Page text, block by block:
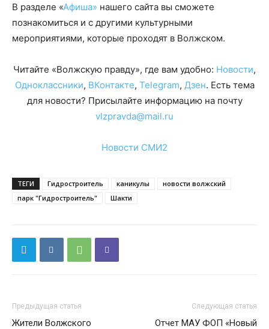
В разделе «Афиша» нашего сайта вы сможете
познакомиться и с другими культурными
мероприятиями, которые проходят в Волжском.
Читайте «Волжскую правду», где вам удобно: Новости,
Одноклассники, ВКонтакте, Telegram, Дзен. Есть тема
для новости? Присылайте информацию на почту
vlzpravda@mail.ru
Новости СМИ2
ТЕГИ Гидростроитель каникулы
новости волжский
парк "Гидростроитель"
Шакти
Предыдущая статья
Жители Волжского
Следующая статья
Отчет МАУ ФОП «Новый